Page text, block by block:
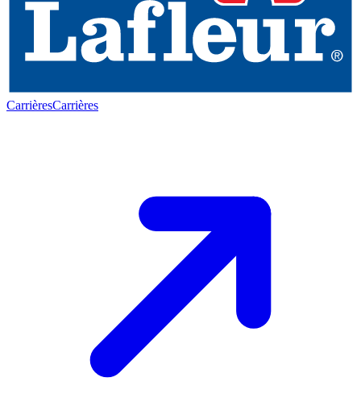
CarrièresCarrières